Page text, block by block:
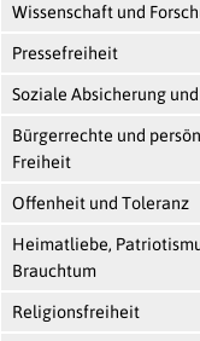
Wissenschaft und
Pressefreiheit
Soziale Absicherung
Bürgerrechte und
Freiheit
Offenheit und Toleranz
Heimatliebe,
Brauchtum
Religionsfreiheit